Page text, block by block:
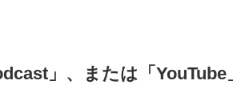
」、または「YouTube